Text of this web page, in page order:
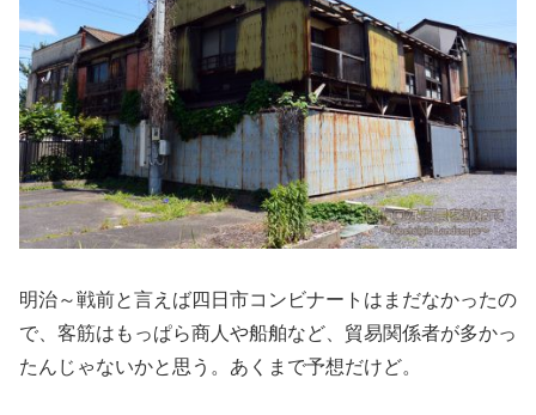
明治～戦前と言えば四日市コンビナートはまだなかったの
で、客筋はもっぱら商人や船舶など、貿易関係者が多かっ
たんじゃないかと思う。あくまで予想だけど。